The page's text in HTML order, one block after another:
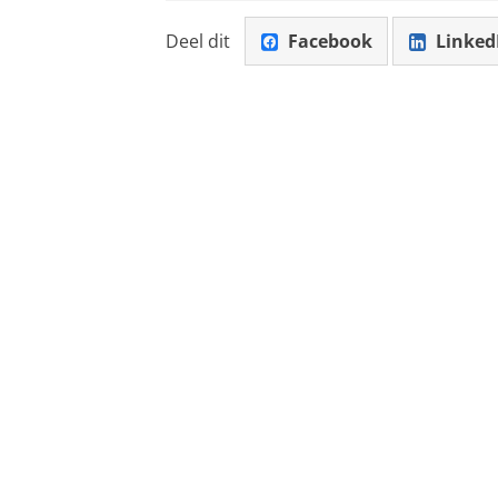
Deel dit Facebook